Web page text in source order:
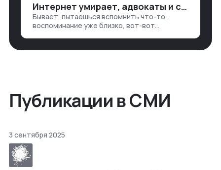
хватаешь у клиента: е…
Интернет умирает, адвокаты и судьи в растерянности, а я хочу песню
Бывает, пытаешься вспомнить что-то,
воспоминание уже близко, вот-вот
неделями, если сильно не повезе…
Публикации в СМИ
3 сентября 2025